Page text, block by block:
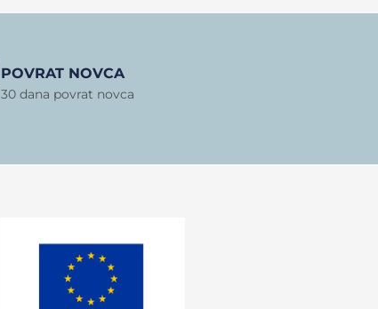
POVRAT NOVCA
30 dana povrat novca